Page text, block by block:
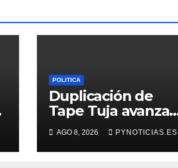
POLITICA
Duplicación de
Tape Tuja avanza
con nuevo viaducto
AGO 8, 2026 PYNOTICIAS.ES